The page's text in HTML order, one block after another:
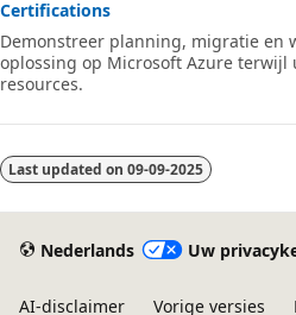
Certifications
Demonstreer planning, migratie en
oplossing op Microsoft Azure terwijl
resources.
Last updated on 09-09-2025
Nederlands Uw
AI-disclaimer Vorige versies